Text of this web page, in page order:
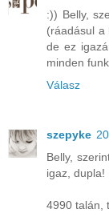
:)) Belly,
(ráadásul a
de ez
minden
Válasz
szepyke
Belly,
igaz, dupla!
4990 talán,